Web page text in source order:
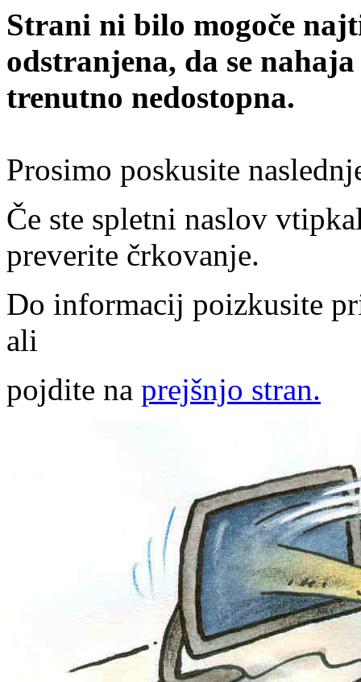
Strani ni bilo mogoče
odstranjena, da se
trenutno nedostopna.
Prosimo poskusite
Če ste spletni naslov
preverite črkovanje.
Do informacij poizkusite
ali
pojdite na prejšnjo stran.